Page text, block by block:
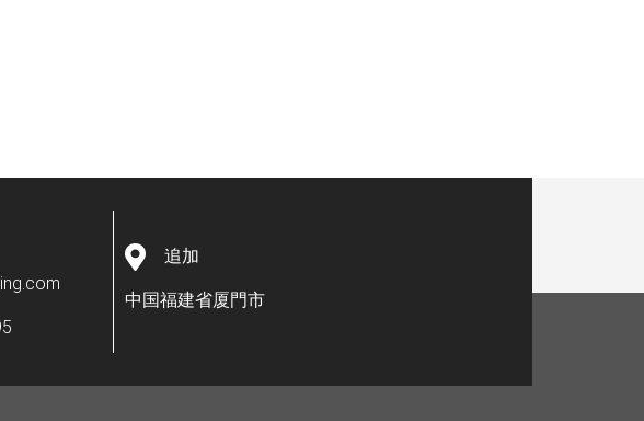
追加
中国福建省厦門市